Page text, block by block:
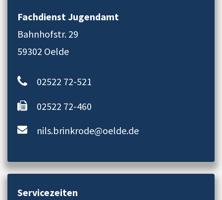
Fachdienst Jugendamt
Bahnhofstr. 29
59302 Oelde
02522 72-521
02522 72-460
nils.brinkrode@oelde.de
Servicezeiten